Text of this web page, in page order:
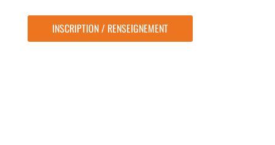
INSCRIPTION / RENSEIGNEMENT